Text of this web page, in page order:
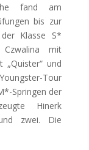
fand am
bis zur
Klasse S*
mit
„Quister“ und
Tour
Springen der
Hinerk
zwei. Die